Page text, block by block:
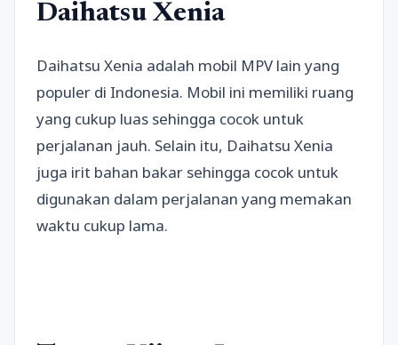
Daihatsu Xenia
Daihatsu Xenia adalah mobil MPV lain yang
populer di Indonesia. Mobil ini memiliki ruang
yang cukup luas sehingga cocok untuk
perjalanan jauh. Selain itu, Daihatsu Xenia
juga irit bahan bakar sehingga cocok untuk
digunakan dalam perjalanan yang memakan
waktu cukup lama.